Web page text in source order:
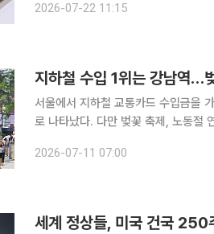
용하는 등 맞춤형 인센티브를 통해 사
2026-07-22 11:15
지하철 수입 1위는 강남역…
서울에서 지하철 교통카드 수입금을
로 나타났다. 다만 벚꽃 축제, 노동절
면 상반기 1~3월과 6월은 강남역, 4
2026-07-11 07:00
세계 정상들, 미국 건국 250